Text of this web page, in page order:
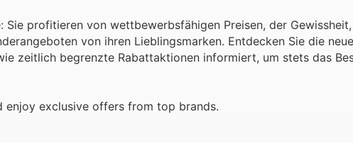
profitieren von wettbewerbsfähigen Preisen, der
von ihren Lieblingsmarken. Entdecken Sie die
zeitlich begrenzte Rabattaktionen informiert, um stets das
enjoy exclusive offers from top brands.